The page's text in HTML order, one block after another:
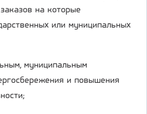
на которые
или муниципальных
муниципальным
и повышения